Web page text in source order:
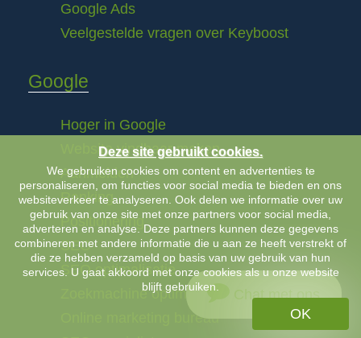
Google Ads
Veelgestelde vragen over Keyboost
Google
Hoger in Google
Website vindbaar maken
Aanmelden
Ranking
Positionering
SEO
SEO optimalisatie
Zoekmachine optimalisatie
Online marketing bureau
Chat met ons
Deze site gebruikt cookies.
We gebruiken cookies om content en advertenties te
personaliseren, om functies voor social media te bieden en ons
websiteverkeer te analyseren. Ook delen we informatie over uw
gebruik van onze site met onze partners voor social media,
adverteren en analyse. Deze partners kunnen deze gegevens
combineren met andere informatie die u aan ze heeft verstrekt of
die ze hebben verzameld op basis van uw gebruik van hun
services. U gaat akkoord met onze cookies als u onze website
blijft gebruiken.
OK